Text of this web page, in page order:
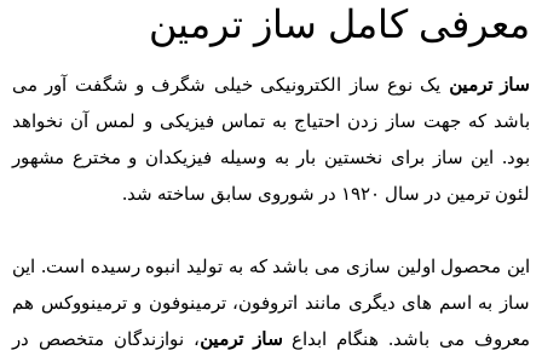
معرفی کامل ساز ترمین
ساز ترمین یک نوع ساز الکترونیکی خیلی شگرف و شگفت آور می
باشد که جهت ساز زدن احتیاج به تماس فیزیکی و لمس آن نخواهد
بود. این ساز برای نخستین بار به وسیله فیزیکدان و مخترع مشهور
لئون ترمین در سال ۱۹۲۰ در شوروی سابق ساخته شد.
این محصول اولین سازی می باشد که به تولید انبوه رسیده است. این
ساز به اسم های دیگری مانند اتروفون، ترمینوفون و ترمینووکس هم
معروف می باشد. هنگام ابداع ساز ترمین، نوازندگان متخصص در